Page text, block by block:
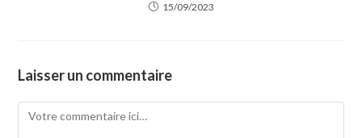
15/09/2023
Laisser un commentaire